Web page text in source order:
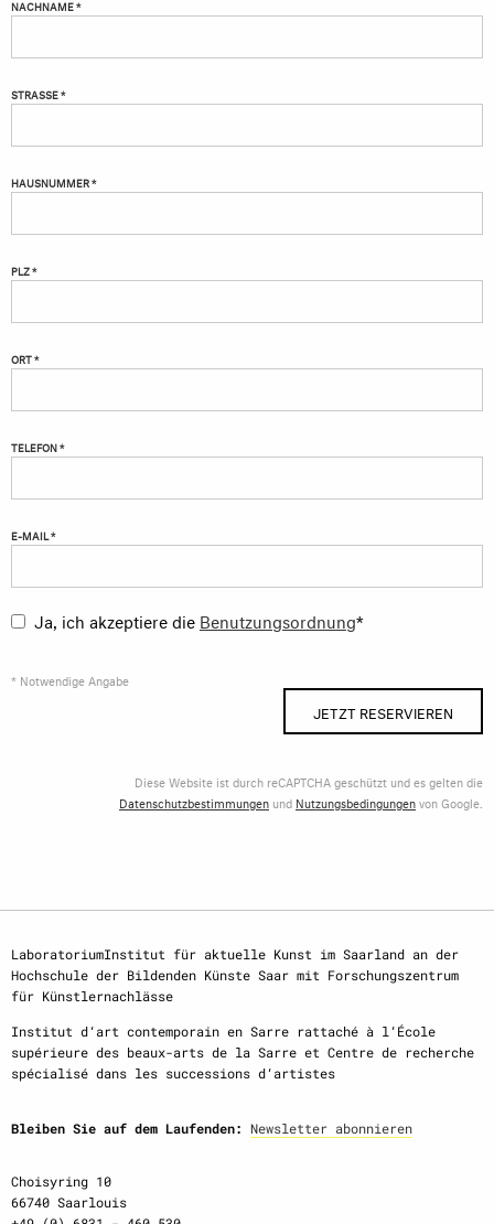
NACHNAME *
STRASSE *
HAUSNUMMER *
PLZ *
ORT *
TELEFON *
E-MAIL *
Ja, ich akzeptiere die Benutzungsordnung*
* Notwendige Angabe
JETZT RESERVIEREN
Diese Website ist durch reCAPTCHA geschützt und es gelten die
Datenschutzbestimmungen und Nutzungsbedingungenvon Google.
LaboratoriumInstitut für aktuelle Kunst im Saarland an der
Hochschule der Bildenden Künste Saar mit Forschungszentrum
für Künstlernachlässe
Institut d‘art contemporain en Sarre rattaché à l‘École
supérieure des beaux-arts de la Sarre et Centre de recherche
spécialisé dans les successions d‘artistes
Bleiben Sie auf dem Laufenden: Newsletter abonnieren
Choisyring 10
66740 Saarlouis